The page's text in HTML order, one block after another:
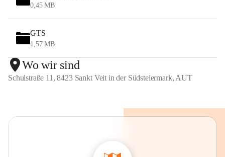
0,45 MB
GTS
1,57 MB
Wo wir sind
Schulstraße 11, 8423 Sankt Veit in der Südsteiermark, AUT